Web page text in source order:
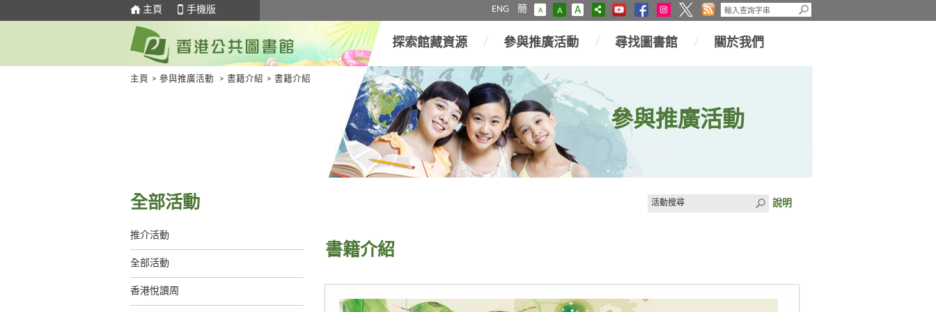
主頁 手機版 ENG 簡 A A A
探索館藏資源 參與推廣活動 尋找圖書館 關於我們
主頁 > 參與推廣活動 > 書籍介紹 > 書籍介紹
參與推廣活動
全部活動
推介活動
全部活動
香港悅讀周
說明
書籍介紹